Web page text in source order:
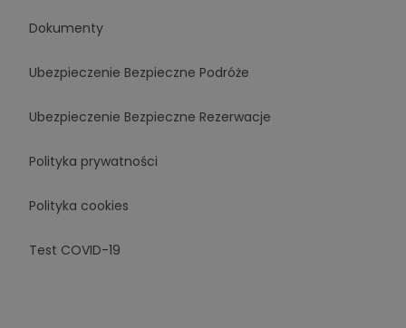
Dokumenty
Ubezpieczenie Bezpieczne Podróże
Ubezpieczenie Bezpieczne Rezerwacje
Polityka prywatności
Polityka cookies
Test COVID-19